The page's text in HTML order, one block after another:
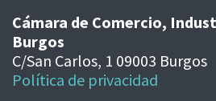
Cámara de Comercio,
Burgos
C/San Carlos, 1 09003 Burgos
Política de privacidad